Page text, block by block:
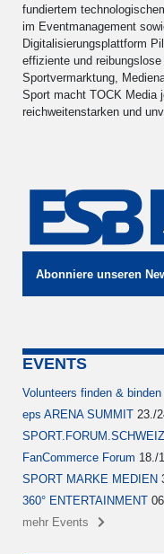
fundiertem
im Eventmanagement
Digitalisierungsplattform
effiziente und
Sportvermarktung,
Sport macht TOCK Media
reichweitenstarken und
Abonniere unseren
EVENTS
Volunteers finden & binden
eps ARENA SUMMIT 23./
SPORT.FORUM.SCHWEIZ
FanCommerce Forum 18./
SPORT MARKE MEDIEN
360° ENTERTAINMENT
mehr Events